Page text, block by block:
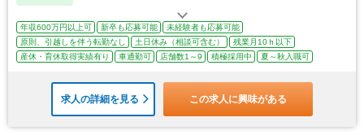
年収600万円以上可 新卒も応募可能
未経験者も応募可能
原則、引越しを伴う転勤なし
土日休み（相談可含む）
残業月10ｈ以下
産休・育休取得実績有り
車通勤可 店舗数1～9 積極採用中 夏～秋入職可
求人の詳細を見る この求人に興味がある